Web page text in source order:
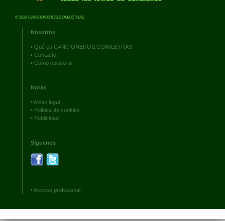
© 2026 CANCIONEROS.COM/LETRAS
Nosotros
• Qué es CANCIONEROS.COM/LETRAS
• Contacto
• Cómo colaborar
Notas
•Aviso legal
• Política de cookies
• Publicidad
Síguenos
•Acceso profesional